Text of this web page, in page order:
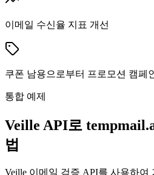
이메일 수신율 지표 개선
쿠폰 남용으로부터 프로모션 캠페
통합 예제
Veille API로
법
Veille 이메일 검증 API를 사용하여